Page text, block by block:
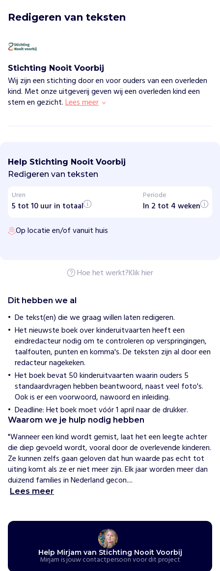
Redigeren van teksten
Stichting Nooit Voorbij
Wij zijn een stichting door en voor ouders van een overleden
kind. Met onze uitgeverij geven wij een overleden kind een
stem en gezicht.Lees meer
c
h
t
n
g
o
i
j
H
o
e
w
i
j
h
e
l
e
n
S
t
i
c
h
t
g
Help Stichting Nooit Voorbij
Redigeren van teksten
Uren
5 tot 10 uur in totaal
Periode
In 2 tot 4 weken
Op locatie en/of vanuit huis
Hoe het werkt?Klik hier
Dit hebben we al
De tekst(en) die we graag willen laten redigeren.
Het nieuwste boek over kinderuitvaarten heeft een
eindredacteur nodig om te controleren op verspringingen,
taalfouten, punten en komma's. De teksten zijn al door een
redacteur nagekeken.
Het boek bevat 50 kinderuitvaarten waarin ouders 5
standaardvragen hebben beantwoord, naast veel foto's.
Ook is er een voorwoord, nawoord en inleiding.
Deadline: Het boek moet vóór 1 april naar de drukker.
Waarom we je hulp nodig hebben
"Wanneer een kind wordt gemist, laat het een leegte achter
die diep gevoeld wordt, vooral door de overlevende kinderen.
Ze kunnen zelfs gaan geloven dat hun waarde pas echt tot
uiting komt als ze er niet meer zijn. Elk jaar worden meer dan
duizend families in Nederland gecon....
Lees meer
Help Mirjam van Stichting Nooit Voorbij
Mirjam is jouw contactpersoon voor dit project